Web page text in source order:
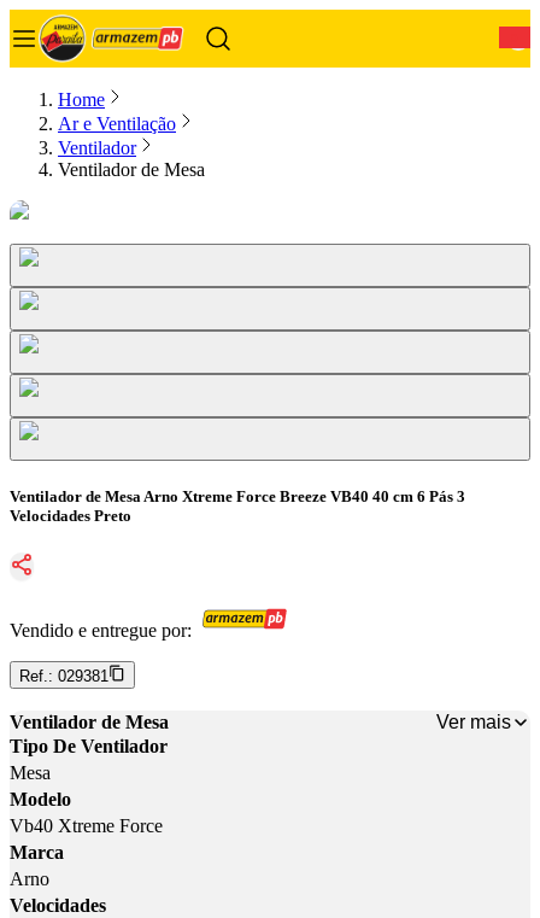
Home
Ar e Ventilação
Ventilador
Ventilador de Mesa
Ventilador de Mesa Arno Xtreme Force Breeze VB40 40 cm 6 Pás 3
Velocidades Preto
Vendido e entregue por:
Ref.: 029381
Ventilador de Mesa
Ver mais
Tipo De Ventilador
Mesa
Modelo
Vb40 Xtreme Force
Marca
Arno
Velocidades